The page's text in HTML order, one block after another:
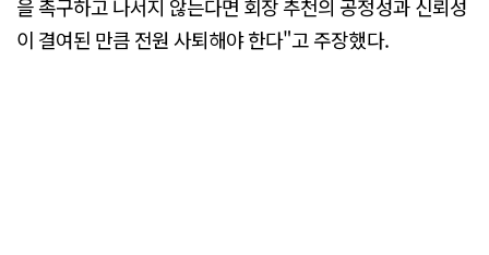
을 촉구하고 나서지 않는다면 회장 추천의 공정성과 신뢰성
이 결여된 만큼 전원 사퇴해야 한다"고 주장했다.